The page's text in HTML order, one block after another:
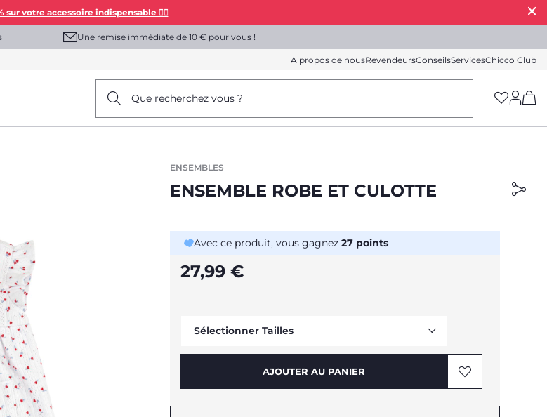
sur votre accessoire indispensable 👯‍♀️
Une remise immédiate de 10 € pour vous !
A propos de nousRevendeursConseilsServicesChicco Club
Que recherchez vous ?
ENSEMBLES
ENSEMBLE ROBE ET CULOTTE
Avec ce produit, vous gagnez 27 points
27,99 €
Sélectionner Tailles
AJOUTER AU PANIER